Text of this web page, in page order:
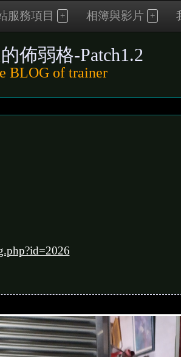
服務項目 相簿與影片
佈弱格-Patch1.2
BLOG of trainer